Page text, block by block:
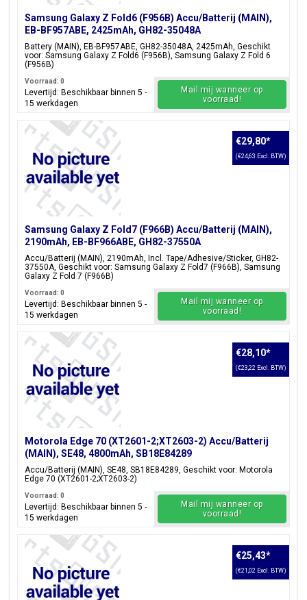
Samsung Galaxy Z Fold6 (F956B) Accu/Batterij (MAIN),
EB-BF957ABE, 2425mAh, GH82-35048A
Battery (MAIN), EB-BF957ABE, GH82-35048A, 2425mAh, Geschikt
voor: Samsung Galaxy Z Fold6 (F956B), Samsung Galaxy Z Fold 6
(F956B)
Voorraad: 0
Levertijd: Beschikbaar binnen 5 -
15 werkdagen
Mail mij wanneer op
voorraad!
Samsung Galaxy Z Fold7 (F966B) Accu/Batterij (MAIN),
2190mAh, EB-BF966ABE, GH82-37550A
Accu/Batterij (MAIN), 2190mAh, Incl. Tape/Adhesive/Sticker, GH82-
37550A, Geschikt voor: Samsung Galaxy Z Fold7 (F966B), Samsung
Galaxy Z Fold 7 (F966B)
€29,80*
(€24,63 Excl. BTW)
Voorraad: 0
Levertijd: Beschikbaar binnen 5 -
15 werkdagen
Mail mij wanneer op
voorraad!
Motorola Edge 70 (XT2601-2;XT2603-2) Accu/Batterij
(MAIN), SE48, 4800mAh, SB18E84289
Accu/Batterij (MAIN), SE48, SB18E84289, Geschikt voor: Motorola
Edge 70 (XT2601-2;XT2603-2)
€28,10*
(€23,22 Excl. BTW)
Voorraad: 0
Levertijd: Beschikbaar binnen 5 -
15 werkdagen
Mail mij wanneer op
voorraad!
€25,43*
(€21,02 Excl. BTW)